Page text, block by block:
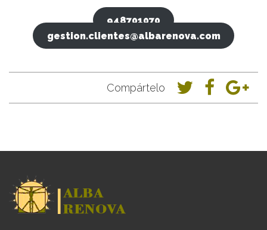
948701070
gestion.clientes@albarenova.com
Compártelo